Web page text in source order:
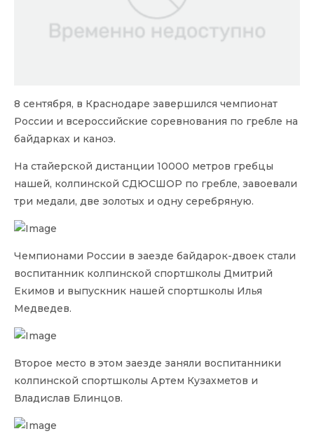
8 сентября, в Краснодаре завершился чемпионат
России и всероссийские соревнования по гребле на
байдарках и каноэ.
На стайерской дистанции 10000 метров гребцы
нашей, колпинской СДЮСШОР по гребле, завоевали
три медали, две золотых и одну серебряную.
Чемпионами России в заезде байдарок-двоек стали
воспитанник колпинской спортшколы Дмитрий
Екимов и выпускник нашей спортшколы Илья
Медведев.
Второе место в этом заезде заняли воспитанники
колпинской спортшколы Артем Кузахметов и
Владислав Блинцов.